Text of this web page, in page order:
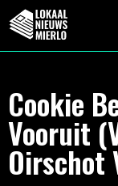
Cookie
Vooruit
Oirschot